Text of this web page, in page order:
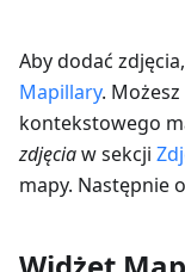
Aby dodać
Mapillary.
kontekstowego
zdjęciaw sekcji
mapy. Następnie